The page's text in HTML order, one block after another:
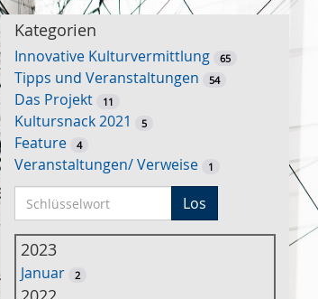
Kategorien
Innovative Kulturvermittlung 65
Tipps und Veranstaltungen 54
Das Projekt 11
Kultursnack 2021 5
Feature 4
Veranstaltungen/ Verweise 1
c
h
ü
Los
2023
Januar 2